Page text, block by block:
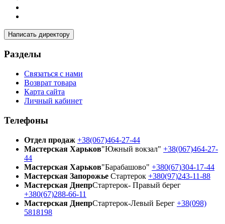
Написать директору
Разделы
Связаться с нами
Возврат товара
Карта сайта
Личный кабинет
Телефоны
Отдел продаж +38(067)464-27-44
Мастерская Харьков"Южный вокзал" +38(067)464-27-
44
Мастерская Харьков"Барабашово" +380(67)304-17-44
Мастерская Запорожье Стартерок +380(97)243-11-88
Мастерская ДнепрСтартерок- Правый берег
+380(67)288-66-11
Мастерская ДнепрСтартерок-Левый Берег +38(098)
5818198